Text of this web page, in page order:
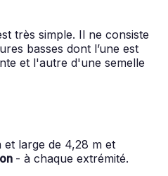
très simple. Il ne consiste
basses dont l’une est
et l'autre d'une semelle
et large de 4,28 m et
- à chaque extrémité.